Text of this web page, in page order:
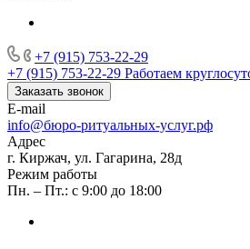
+7 (915) 753-22-29
+7 (915) 753-22-29 Работаем
Заказать звонок
E-mail
info@бюро-ритуальных-услуг.рф
Адрес
г. Киржач, ул. Гагарина, 28д
Режим работы
Пн. – Пт.: с 9:00 до 18:00